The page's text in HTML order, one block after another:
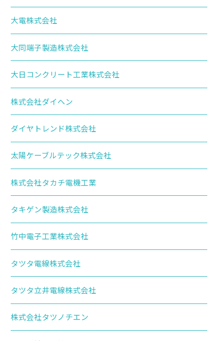
大電株式会社
大同端子製造株式会社
大日コンクリート工業株式会社
株式会社ダイヘン
ダイヤトレンド株式会社
太陽ケーブルテック株式会社
株式会社タカチ電機工業
タキゲン製造株式会社
竹中電子工業株式会社
タツタ電線株式会社
タツタ立井電線株式会社
株式会社タツノチエン